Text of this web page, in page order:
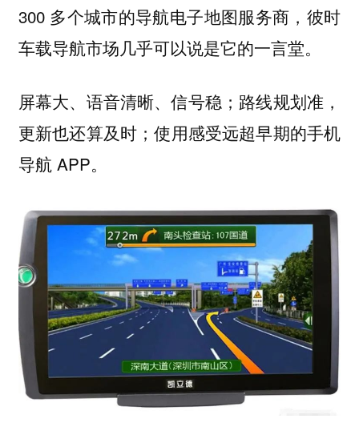
300 多个城市的导航电子地图服务商，彼时
车载导航市场几乎可以说是它的一言堂。
屏幕大、语音清晰、信号稳；路线规划准，
更新也还算及时；使用感受远超早期的手机
导航 APP。